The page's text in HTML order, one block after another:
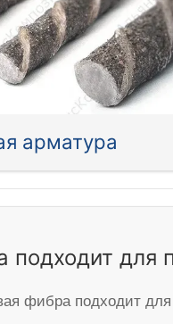
арматура
подходит для
фибра подходит для